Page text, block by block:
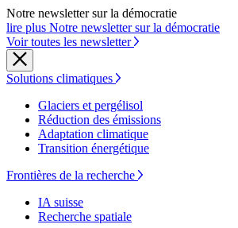
Notre newsletter sur la démocratie
lire plus Notre newsletter sur la démocratie
Voir toutes les newsletter
Solutions climatiques
Glaciers et pergélisol
Réduction des émissions
Adaptation climatique
Transition énergétique
Frontières de la recherche
IA suisse
Recherche spatiale